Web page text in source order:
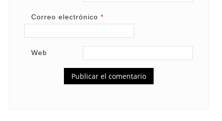
Correo electrónico *
Web